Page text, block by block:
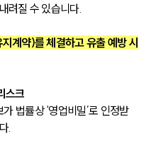
려질 수 있습니다.
계약)를 체결하고 유출 예방 시
스크
법률상 ‘영업비밀’로 인정받
.